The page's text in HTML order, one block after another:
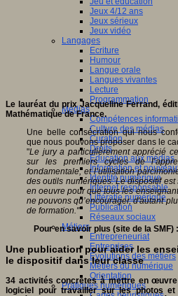
Jeux 4/12 ans
Jeux sérieux
Jeux vidéo
Langages
Ecriture
Humour
Langue orale
Langues vivantes
Lecture
Programmation
Médias
Compétences
Culture des médias
Curation
Droits
Education aux médias
Information et
Identité numérique
Internet responsable
Littératie numérique
Publication
Réseaux sociaux
Métiers
Entrepreneuriat
Entreprises
Evolutions des métiers
Métiers du numérique
Orientation
Pratiques numériques
Le lauréat du prix Jacqueline Ferrand,
Mathématique de France.
Une belle consécration qui nous
que nous pouvons proposer dans le
"Le jury a particulièrement apprécié
sur les premiers cycles de
fondamentale, et l’utilisation
des outils numériques. Le dispositif
en oeuvre pour que tous les
ne pouvons qu’encourager, d'autant
de formation."
Pour en savoir plus (site de la SMF) :
Une publication pour aider les
le dispositif dans leur classe
34 activités concrètes à mettre en
logiciel pour travailler sur les photos